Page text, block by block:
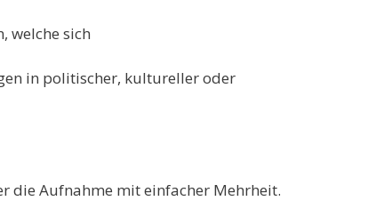
welche sich
in politischer, kultureller oder
die Aufnahme mit einfacher Mehrheit.